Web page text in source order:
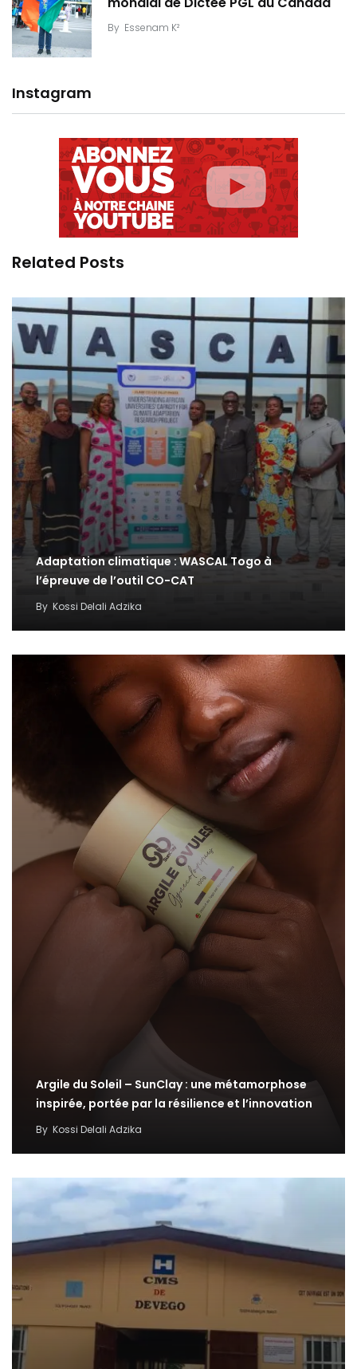
By Essenam K²
Instagram
Related Posts
Adaptation climatique : WASCAL Togo à
l’épreuve de l’outil CO-CAT
By Kossi Delali Adzika
Argile du Soleil – SunClay : une métamorphose
inspirée, portée par la résilience et l’innovation
By Kossi Delali Adzika